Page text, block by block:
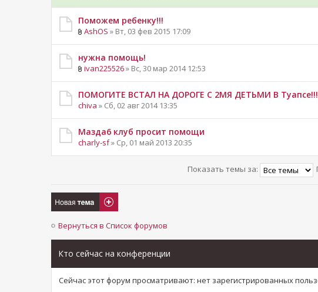
Поможем ребенку!!!
AshOS » Вт, 03 фев 2015 17:09
нужна помощь!
ivan225526» Вс, 30 мар 2014 12:53
ПОМОГИТЕ ВСТАЛ НА ДОРОГЕ С 2МЯ ДЕТЬМИ В Туапсе!!!
chiva » Сб, 02 авг 2014 13:35
Мазда6 клуб просит помощи
charly-sf» Ср, 01 май 2013 20:35
Показать темы за:
Новая тема
Вернуться в Список форумов
Кто сейчас на конференции
Сейчас этот форум просматривают: нет зарегистрированных